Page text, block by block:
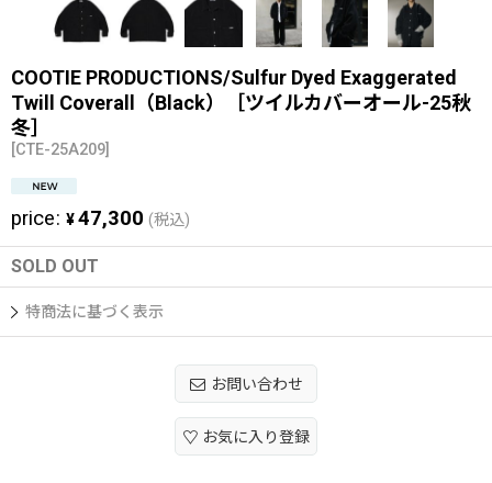
COOTIE PRODUCTIONS/Sulfur Dyed Exaggerated
Twill Coverall（Black）［ツイルカバーオール-25秋
冬］
[CTE-25A209]
price: ¥47,300 (税込)
SOLD OUT
特商法に基づく表示
お問い合わせ
お気に入り登録